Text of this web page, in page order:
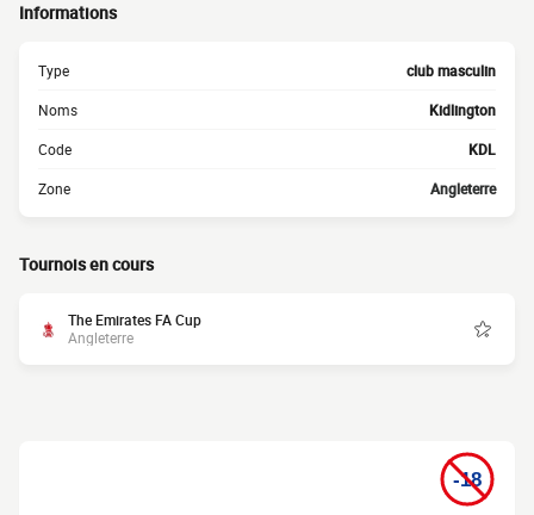
Informations
Type club masculin
Noms Kidlington
Code KDL
Zone Angleterre
Tournois en cours
The Emirates FA Cup
Angleterre